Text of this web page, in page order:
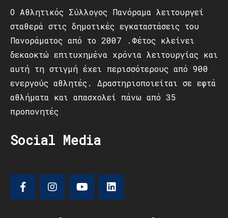
Ο Αθλητικός Σύλλογος Πανόραμα λειτουργεί
σταθερά στις δημοτικές εγκαταστάσεις του
Πανοράματος από το 2007 .Φέτος κλείνει
δεκαοκτώ επιτυχημένα χρόνια λειτουργίας και
αυτή τη στιγμή έχει περισσότερους από 900
ενεργούς αθλητές. Δραστηριοποιείται σε εφτά
αθλήματα και απασχολεί πάνω από 35
προπονητές
Social Media